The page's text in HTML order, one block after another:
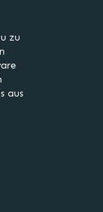
zu
aus